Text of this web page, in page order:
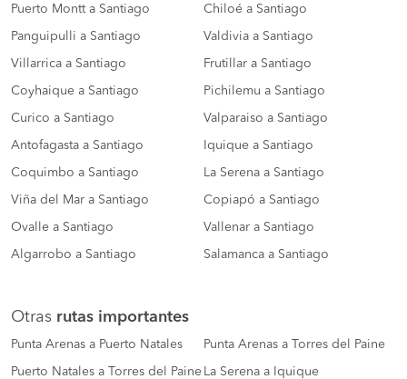
Puerto Montt a Santiago Chiloé a Santiago
Panguipulli a Santiago Valdivia a Santiago
Villarrica a Santiago Frutillar a Santiago
Coyhaique a Santiago Pichilemu a Santiago
Curico a Santiago Valparaiso a Santiago
Antofagasta a Santiago Iquique a Santiago
Coquimbo a Santiago La Serena a Santiago
Viña del Mar a Santiago Copiapó a Santiago
Ovalle a Santiago Vallenar a Santiago
Algarrobo a Santiago Salamanca a Santiago
Otras rutas importantes
Punta Arenas a Puerto Natales Punta Arenas a Torres del Paine
Puerto Natales a Torres del Paine La Serena a Iquique